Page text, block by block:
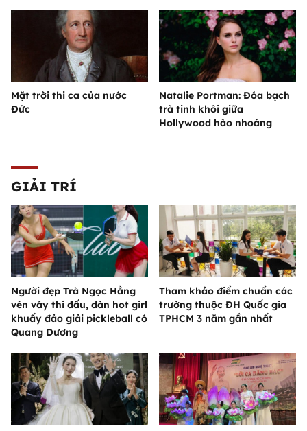
Mặt trời thi ca của nước
Đức
Natalie Portman: Đóa bạch
trà tinh khôi giữa
Hollywood hào nhoáng
GIẢI TRÍ
Người đẹp Trà Ngọc Hằng
vén váy thi đấu, dàn hot girl
khuấy đảo giải pickleball có
Quang Dương
Tham khảo điểm chuẩn các
trường thuộc ĐH Quốc gia
TPHCM 3 năm gần nhất